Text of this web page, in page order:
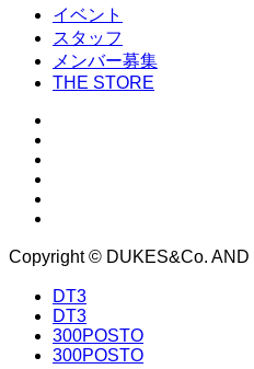
イベント
スタッフ
メンバー募集
THE STORE
Copyright © DUKES&Co.
DT3
DT3
300POSTO
300POSTO